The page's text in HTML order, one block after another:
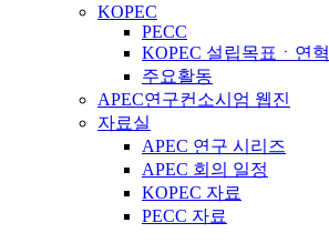
KOPEC
PECC
KOPEC 설립목표ㆍ연혁
주요활동
APEC연구컨소시엄 웹진
자료실
APEC 연구 시리즈
APEC 회의 일정
KOPEC 자료
PECC 자료